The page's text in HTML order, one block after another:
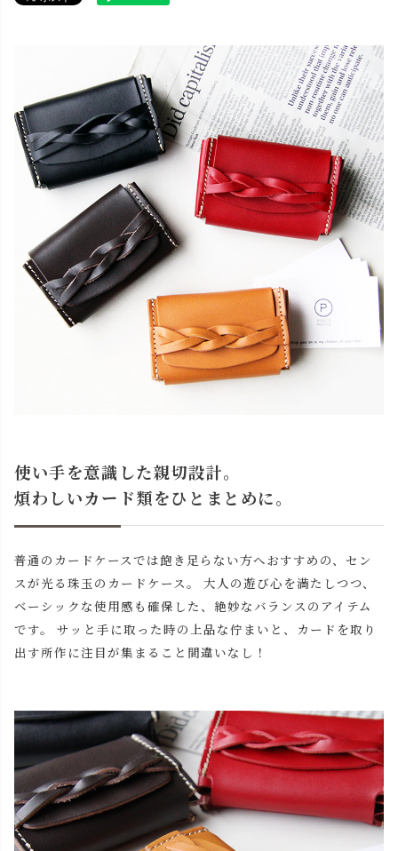
使い手を意識した親切設計。
煩わしいカード類をひとまとめに。
普通のカードケースでは飽き足らない方へおすすめの、セン
スが光る珠玉のカードケース。 大人の遊び心を満たしつつ、
ベーシックな使用感も確保した、絶妙なバランスのアイテム
です。 サッと手に取った時の上品な佇まいと、カードを取り
出す所作に注目が集まること間違いなし！